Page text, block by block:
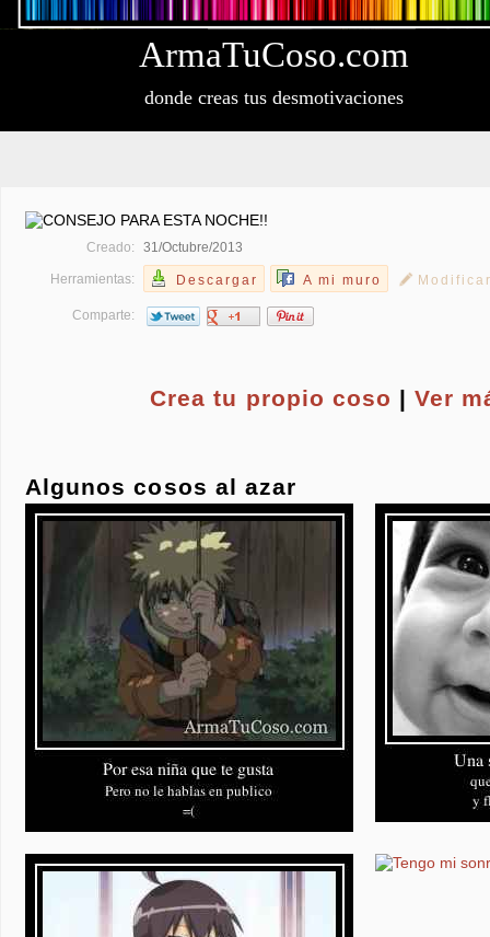
ArmaTuCoso.com
donde creas tus desmotivaciones
Creado: 31/Octubre/2013
Herramientas: Descargar A mi muro
Comparte:
Crea tu propio coso |Ver
Algunos cosos al azar